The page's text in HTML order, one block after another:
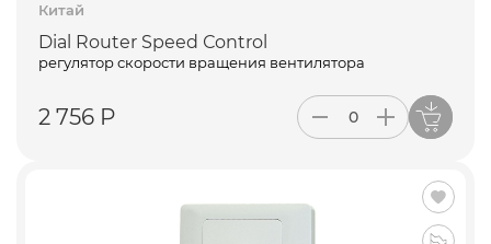
Китай
Dial Router Speed Сontrol
регулятор скорости вращения вентилятора
2 756 Р